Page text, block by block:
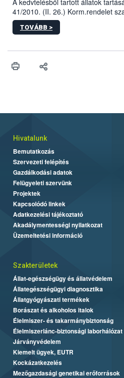
41/2010. (II. 26.) Korm.rendelet
sérülés, illetve ennek veszélye
hatósági feladatokat, valamint a
vonni az ebek viselkedésének
TOVÁBB >
Hivatalunk
Bemutatkozás
Szervezeti felépítés
Gazdálkodási adatok
Felügyeleti szervünk
Projektek
Kapcsolódó linkek
Adatkezelési tájékoztató
Akadálymentességi nyilatkozat
Üzemeltetési információ
Szakterületek
Állat-egészségügy és állatvédelem
Állategészségügyi diagnosztika
Állatgyógyászati termékek
Borászat és alkoholos italok
Élelmiszer- és takarmánybiztonság
Élelmiszerlánc-biztonsági laborhálózat
Járványvédelem
Kiemelt ügyek, EUTR
Kockázatkezelés
Mezőgazdasági genetikai erőforrások